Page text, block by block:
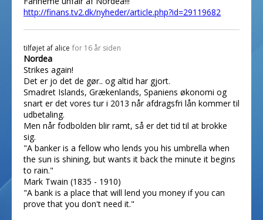
http://finans.tv2.dk/nyheder/article.php?id=29119682
tilføjet af alice for 16 år siden
Nordea
Strikes again!
Det er jo det de gør.. og altid har gjort.
Smadret Islands, Grækenlands, Spaniens økonomi og
snart er det vores tur i 2013 når afdragsfri lån kommer til
udbetaling.
Men når fodbolden blir ramt, så er det tid til at brokke
sig.
"A banker is a fellow who lends you his umbrella when
the sun is shining, but wants it back the minute it begins
to rain."
Mark Twain (1835 - 1910)
"A bank is a place that will lend you money if you can
prove that you don't need it."